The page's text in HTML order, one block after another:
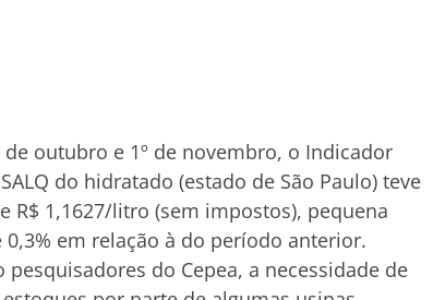
de outubro e 1º de novembro, o Indicador
do hidratado (estado de São Paulo) teve
R$ 1,1627/litro (sem impostos), pequena
0,3% em relação à do período anterior.
pesquisadores do Cepea, a necessidade de